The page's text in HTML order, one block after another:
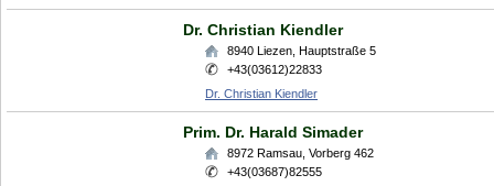
Dr. Christian Kiendler
8940 Liezen Hauptstraße 5
+43(03612)22833
Dr. Christian Kiendler
Prim. Dr. Harald Simader
8972 Ramsau Vorberg 462
+43(03687)82555